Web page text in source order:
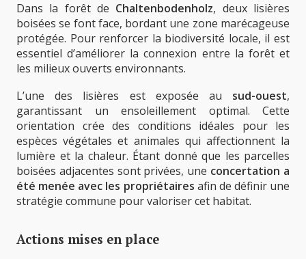
Dans la forêt de Chaltenbodenholz, deux lisières
boisées se font face, bordant une zone marécageuse
protégée. Pour renforcer la biodiversité locale, il est
essentiel d’améliorer la connexion entre la forêt et
les milieux ouverts environnants.
L’une des lisières est exposée au sud-ouest,
garantissant un ensoleillement optimal. Cette
orientation crée des conditions idéales pour les
espèces végétales et animales qui affectionnent la
lumière et la chaleur. Étant donné que les parcelles
boisées adjacentes sont privées, une concertation a
été menée avec les propriétaires afin de définir une
stratégie commune pour valoriser cet habitat.
Actions mises en place